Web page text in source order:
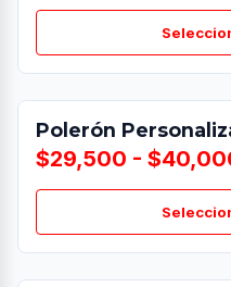
Polerón
$29,500 -